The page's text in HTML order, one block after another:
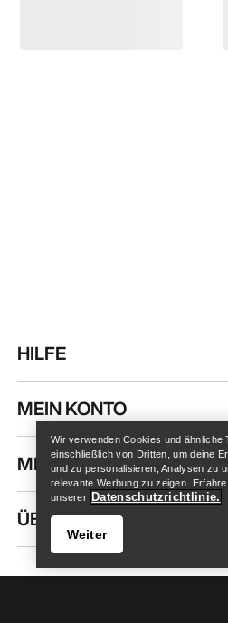
Store finden
HILFE
MEIN KONTO
MEHR SHOPPEN
ÜBER UNS
Wir verwenden Cookies und ähnliche
einschließlich von Dritten, um deine
und zu personalisieren, Analysen zu
relevante Werbung zu zeigen.
unserer Datenschutzrichtlinie.
Weiter